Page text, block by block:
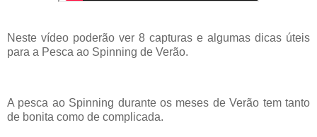
Neste vídeo poderão ver 8 capturas e algumas dicas úteis
para a Pesca ao Spinning de Verão.
A pesca ao Spinning durante os meses de Verão tem tanto
de bonita como de complicada.